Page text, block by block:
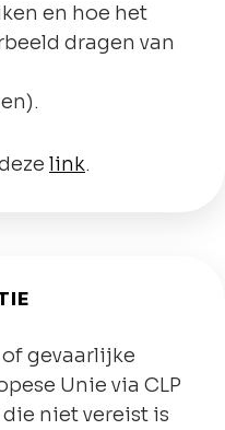
en hoe het
dragen van
link.
gevaarlijke
Unie via CLP
niet vereist is